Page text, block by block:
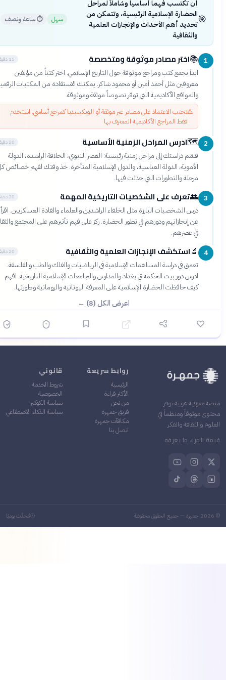
أن تكتسب فهماً أساسياً وشاملاً لمراحل
الحضارة الإسلامية الرئيسية، وتتمكن من
تحديد أهم الأحداث والإنجازات العلمية
والثقافية
⏱ ساعة ونصف
📚اختر مصادر موثوقة ومتخصصة
ابدأ بجمع كتب ومراجع موثوقة حول التاريخ الإسلامي. اختر كتباً من مؤلفين
معروفين مثل أحمد أمين أو محمود شاكر. يمكنك الاستفادة من المكتبات الرقمية
والمواقع الأكاديمية التي توفر نصوصاً موثقة وموثوقة.
تجنب الاعتماد على مصادر غير موثقة أو الويكيبيديا كمرجع أساسي. استخدم
فقط المراجع الأكاديمية المعترف بها
🗺️ادرس المراحل الزمنية الأساسية
قسّم دراستك إلى مراحل زمنية رئيسية: العصر النبوي، الخلافة الراشدة، الدولة
الأموية، الدولة العباسية، والدول الإسلامية المتأخرة. خذ وقتك لفهم خصائص كل
مرحلة والتطورات التي حدثت فيها.
👥تعرف على الشخصيات التاريخية المهمة
درس الشخصيات البارزة مثل الخلفاء الراشدين والعلماء والقادة العسكريين. اقرأ
عن إنجازاتهم ودورهم في تطور الحضارة. ركز على فهم تأثيرهم على المجتمع والثقافة
في عصرهم.
🔬استكشف الإنجازات العلمية والثقافية
تعمق في دراسة المساهمات الإسلامية في الرياضيات والفلك والطب والفلسفة.
ادرس دور بيت الحكمة في بغداد والمدارس والجامعات الإسلامية التاريخية. افهم
كيف حافظت الحضارة الإسلامية على المعرفة اليونانية والرومانية وطورتها.
اعرض الكل (8) ←
معرفية عربية توفر
موثوقاً ومنظماً في
والثقافة والفكر
المرء ما يعرفه
روابط سريعة
الرئيسية
الأكثر قراءة
من نحن
فريق جمهرة
مكافآت جمهرة
اتصل بنا
قانوني
شروط الخدمة
الخصوصية
سياسة الكوكيز
سياسة الذكاء الاصطناعي
جمهرة — جميع الحقوق محفوظة مُحدَّث يوميًا